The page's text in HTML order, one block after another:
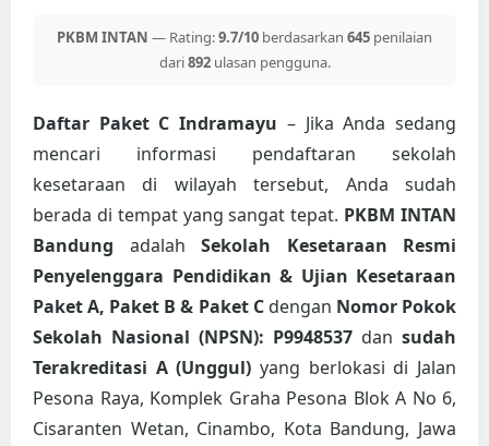
PKBM INTAN — Rating:9.7/10 berdasarkan 645 penilaian
dari892ulasan pengguna.
Daftar Paket C Indramayu – Jika Anda sedang
mencari informasi pendaftaran sekolah
kesetaraan di wilayah tersebut, Anda sudah
berada di tempat yang sangat tepat. PKBM INTAN
Bandung adalah Sekolah Kesetaraan Resmi
Penyelenggara Pendidikan & Ujian Kesetaraan
Paket A, Paket B & Paket Cdengan Nomor Pokok
Sekolah Nasional (NPSN): P9948537 dan sudah
Terakreditasi A (Unggul) yang berlokasi di Jalan
Pesona Raya, Komplek Graha Pesona Blok A No 6,
Cisaranten Wetan, Cinambo, Kota Bandung, Jawa